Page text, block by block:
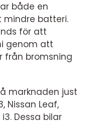
både en
mindre batteri.
för att
genom att
från bromsning
marknaden just
Nissan Leaf,
Dessa bilar